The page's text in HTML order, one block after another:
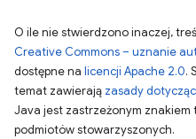
O ile nie stwierdzono inaczej,
Creative Commons – uznanie
dostępne na licencji Apache 2.0.
temat zawierają zasady
Java jest zastrzeżonym
podmiotów stowarzyszonych.